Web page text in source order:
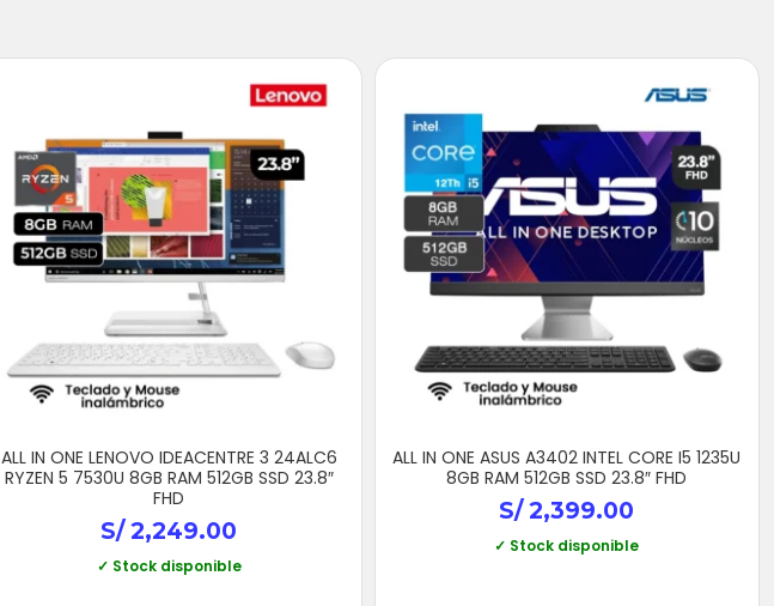
ALL IN ONE LENOVO IDEACENTRE 3 24ALC6
RYZEN 5 7530U 8GB RAM 512GB SSD 23.8″
FHD
S/2,249.00
✓ Stock disponible
ALL IN ONE ASUS A3402 INTEL CORE I5 1235U
8GB RAM 512GB SSD 23.8″ FHD
S/2,399.00
✓ Stock disponible